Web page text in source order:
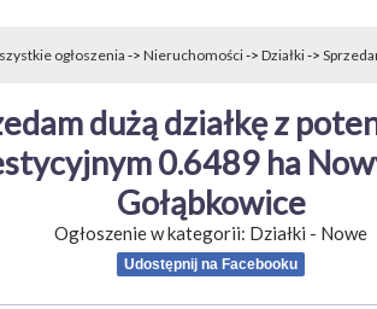
ogłoszenia-> Nieruchomości-> Działki->
dużą działkę z
0.6489 ha
Gołąbkowice
Ogłoszenie w kategorii: Działki - Nowe
Udostępnij na Facebooku